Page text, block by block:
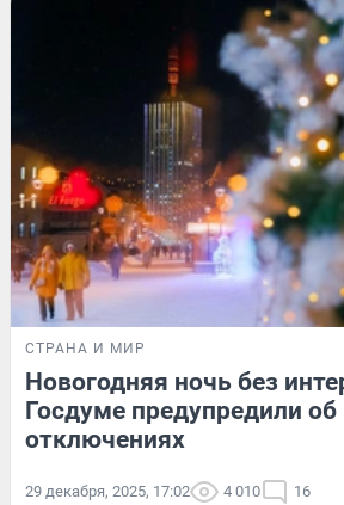
СТРАНА И МИР
Новогодняя ночь без
Госдуме предупредили об
отключениях
29 декабря, 2025, 17:02 4 010 16